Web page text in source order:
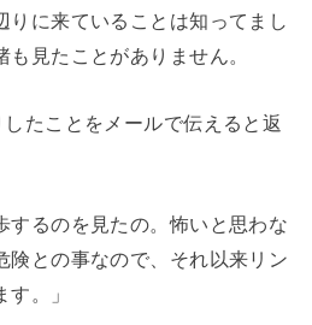
りに来ていることは知ってまし
見たことがありません。
たことをメールで伝えると返
するのを見たの。怖いと思わな
険との事なので、それ以来リン
。」